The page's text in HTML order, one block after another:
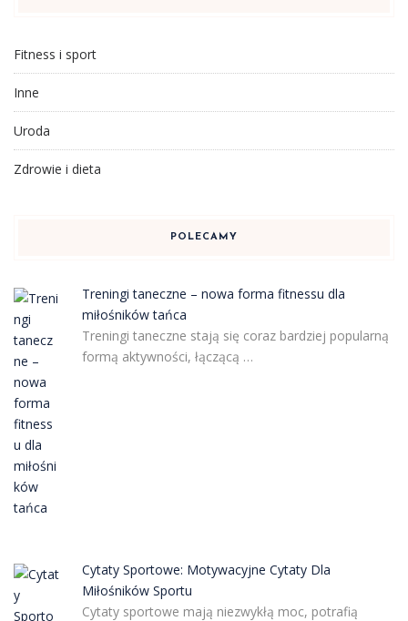
Fitness i sport
Inne
Uroda
Zdrowie i dieta
POLECAMY
Treningi taneczne – nowa forma fitnessu dla
miłośników tańca
Treningi taneczne stają się coraz bardziej popularną
formą aktywności, łączącą …
Cytaty Sportowe: Motywacyjne Cytaty Dla
Miłośników Sportu
Cytaty sportowe mają niezwykłą moc, potrafią